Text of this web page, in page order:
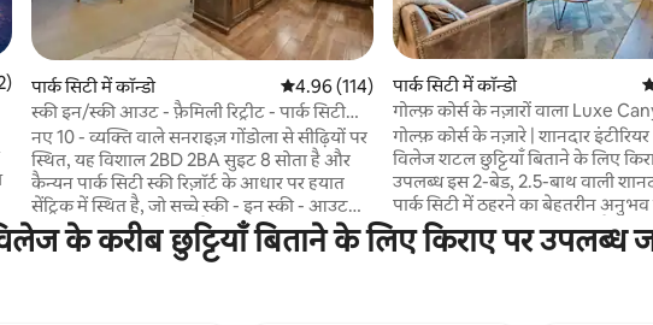
से 4.88, 242 समीक्षाएँ
पार्क सिटी में कॉन्डो औसत रेटिंग 5 में से 4.96, 114 समीक्षाएँ
4.96 (114)
स्की इन/स्की आउट - फ़ैमिली रिट्रीट - पार्क सिटी
हयात
नए 10 - व्यक्ति वाले सनराइज़ गोंडोला से सीढ़ियों पर
स्थित, यह विशाल 2BD 2BA सुइट 8 सोता है और
कैन्यन पार्क सिटी स्की रिज़ॉर्ट के आधार पर हयात
सेंट्रिक में स्थित है, जो सच्चे स्की - इन स्की - आउट
एक्सेस की पेशकश करता है। 2 हॉट टब, गर्म पूल,
सॉना और जिम में आराम करें। ऑन - साइट सुविधाओं
पार्क सिटी में कॉन्डो
गोल्फ़ कोर्स के नज़ारों वाला Luxe
कॉन्डो!
गोल्फ़ कोर्स के नज़ारे | शानदार
विलेज शटल छुट्टियाँ बिताने के लिए किराए पर
उपलब्ध इस 2-बेड, 2.5-बाथ वाली
पार्क सिटी में ठहरने का बेहतरीन
कॉन्डो में Viking के उपकरण, 2 गैस
और यहाँ की दीवार से दीवार तक की
के करीब छुट्टियाँ बिताने के लिए किराए पर उपलब्ध